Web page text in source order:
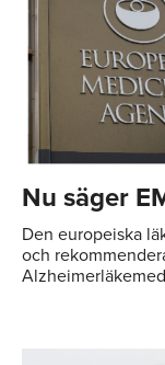
Nu säger
Den europeiska
och